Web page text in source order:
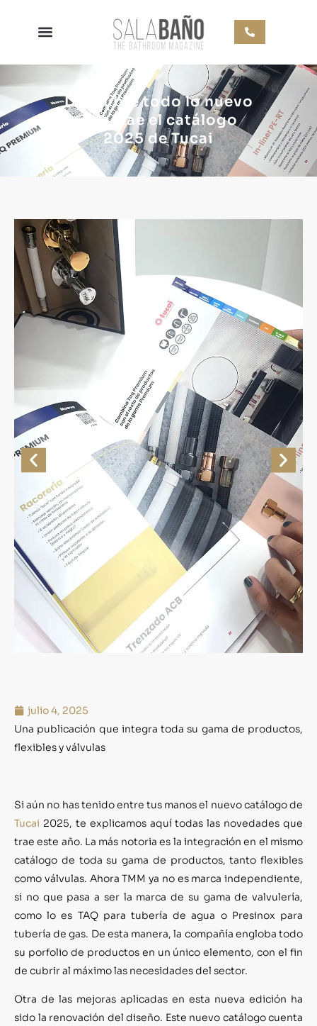
Descubre todo lo nuevo
que trae el catálogo
2025 de Tucai
julio 4, 2025
Una publicación que integra toda su gama de productos,
flexibles y válvulas
Si aún no has tenido entre tus manos el nuevo catálogo de
Tucai 2025, te explicamos aquí todas las novedades que
trae este año. La más notoria es la integración en el mismo
catálogo de toda su gama de productos, tanto flexibles
como válvulas. Ahora TMM ya no es marca independiente,
si no que pasa a ser la marca de su gama de valvulería,
como lo es TAQ para tubería de agua o Presinox para
tubería de gas. De esta manera, la compañía engloba todo
su porfolio de productos en un único elemento, con el fin
de cubrir al máximo las necesidades del sector.
Otra de las mejoras aplicadas en esta nueva edición ha
sido la renovación del diseño. Este nuevo catálogo cuenta